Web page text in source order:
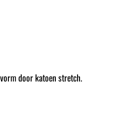
door katoen stretch.